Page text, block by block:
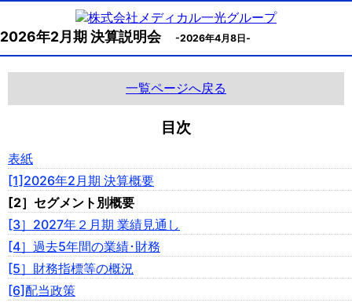
2026年2月期 決算説明会 -2026年4月8日-
一覧ページへ戻る
目次
表紙
[1]2026年2月期 決算概要
[2］セグメント別概要
[3］2027年２月期 業績見通し
[4］過去5年間の業績･財務
[5］財務指標等の概況
[6]配当政策